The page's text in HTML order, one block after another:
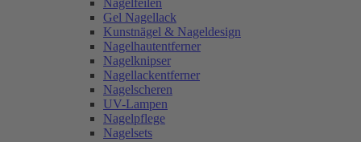
Nagelfeilen
Gel Nagellack
Kunstnägel & Nageldesign
Nagelhautentferner
Nagelknipser
Nagellackentferner
Nagelscheren
UV-Lampen
Nagelpflege
Nagelsets